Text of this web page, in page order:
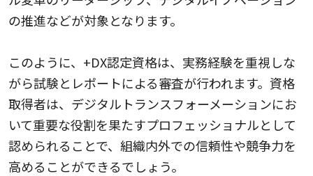
の推進などが対象となります。
このように、+DX認定資格は、実務経験を重視しな
がら試験とレポートによる審査が行われます。資格
取得者は、デジタルトランスフォーメーションにお
いて重要な役割を果たすプロフェッショナルとして
認められることで、組織内外での信頼性や競争力を
高めることができるでしょう。